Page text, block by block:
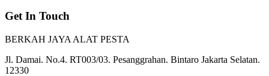
Get In Touch
BERKAH JAYA ALAT PESTA
Jl. Damai. No.4. RT003/03. Pesanggrahan. Bintaro Jakarta Selatan.
12330